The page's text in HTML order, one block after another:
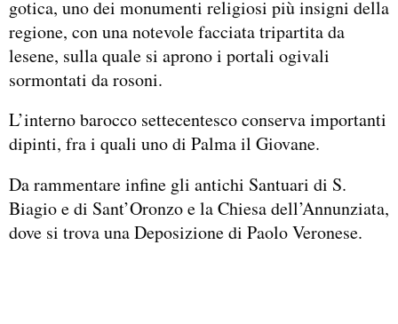
gotica, uno dei monumenti religiosi più insigni della
regione, con una notevole facciata tripartita da
lesene, sulla quale si aprono i portali ogivali
sormontati da rosoni.
L’interno barocco settecentesco conserva importanti
dipinti, fra i quali uno di Palma il Giovane.
Da rammentare infine gli antichi Santuari di S.
Biagio e di Sant’Oronzo e la Chiesa dell’Annunziata,
dove si trova una Deposizione di Paolo Veronese.